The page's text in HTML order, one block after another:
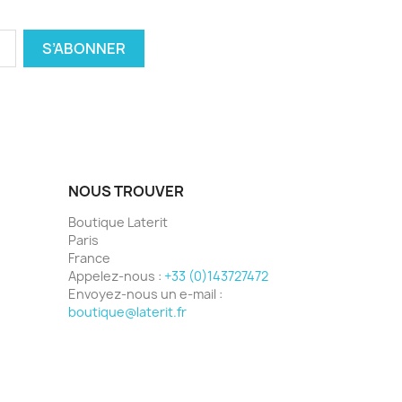
NOUS TROUVER
Boutique Laterit
Paris
France
Appelez-nous : +33 (0)143727472
Envoyez-nous un e-mail :
boutique@laterit.fr